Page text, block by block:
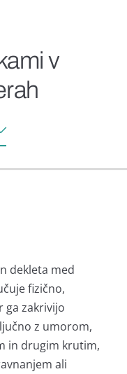
v
dekleta med
fizično,
ga zakrivijo
z umorom,
in drugim krutim,
ali